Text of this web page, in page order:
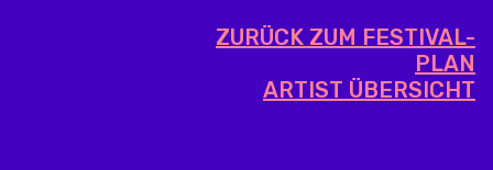
ZURÜCK ZUM FESTIVAL-
PLAN
ARTIST ÜBERSICHT